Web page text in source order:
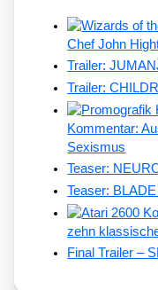
Chef John
Trailer:
Trailer:
Kommentar:
Sexismus
Teaser:
Teaser:
zehn
Final Trailer –